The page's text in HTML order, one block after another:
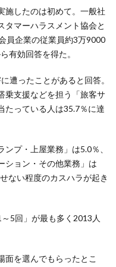
施したのは初めて。一般社
タマーハラスメント協会と
員企業の従業員約3万9000
有効回答を得た。
遭ったことがあると回答。
乗支援などを担う「旅客サ
たっている人は35.7％に達
プ・上屋業務」は5.0％、
ション・その他業務」は
ない程度のカスハラが起き
5回」が最も多く2013人
面を選んでもらったとこ